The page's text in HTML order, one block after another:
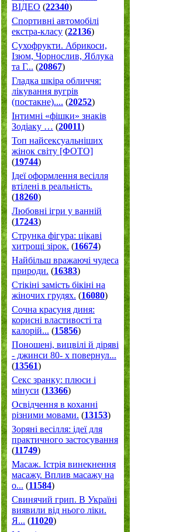
ВІДЕО (22340)
Спортивні автомобілі
екстра-класу (22136)
Cухофрукти. Абрикоси,
Ізюм, Чорнослив, Яблука
та Г... (20867)
Гладка шкіра обличчя:
лікування вугрів
(постакне).... (20252)
Інтимні «фішки» знаків
Зодіаку … (20011)
Топ найсексуальніших
жінок світу [ФОТО]
(19744)
Ідеї оформлення весілля
втілені в реальність.
(18260)
Любовні ігри у ванній
(17243)
Струнка фігура: цікаві
хитрощі зірок. (16674)
Найбільш вражаючі чудеса
природи. (16383)
Стікіні замість бікіні на
жіночих грудях. (16080)
Сочна красуня диня:
корисні властивості та
калорій... (15856)
Поношені, вицвілі й діряві
- джинси 80- х повернул...
(13561)
Секс зранку: плюси і
мінуси (13366)
Освідчення в коханні
різними мовами. (13153)
Зоряні весілля: ідеї для
практичного застосування
(11749)
Масаж. Істрія винекнення
масажу. Вплив масажу на
о... (11584)
Свинячий грип. В Україні
виявили від нього ліки.
Я... (11020)